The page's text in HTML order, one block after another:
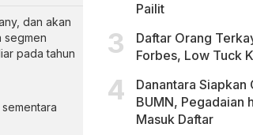
dan akan
segmen
pada tahun
Pailit
Daftar Orang
Forbes, Low Tuck
Danantara Siapkan
BUMN, Pegadaian
Masuk Daftar